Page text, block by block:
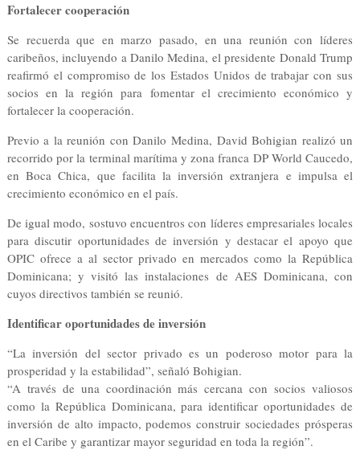
Fortalecer cooperación
Se recuerda que en marzo pasado, en una reunión con líderes
caribeños, incluyendo a Danilo Medina, el presidente Donald Trump
reafirmó el compromiso de los Estados Unidos de trabajar con sus
socios en la región para fomentar el crecimiento económico y
fortalecer la cooperación.
Previo a la reunión con Danilo Medina, David Bohigian realizó un
recorrido por la terminal marítima y zona franca DP World Caucedo,
en Boca Chica, que facilita la inversión extranjera e impulsa el
crecimiento económico en el país.
De igual modo, sostuvo encuentros con líderes empresariales locales
para discutir oportunidades de inversión y destacar el apoyo que
OPIC ofrece a al sector privado en mercados como la República
Dominicana; y visitó las instalaciones de AES Dominicana, con
cuyos directivos también se reunió.
Identificar oportunidades de inversión
“La inversión del sector privado es un poderoso motor para la
prosperidad y la estabilidad”, señaló Bohigian.
“A través de una coordinación más cercana con socios valiosos
como la República Dominicana, para identificar oportunidades de
inversión de alto impacto, podemos construir sociedades prósperas
en el Caribe y garantizar mayor seguridad en toda la región”.